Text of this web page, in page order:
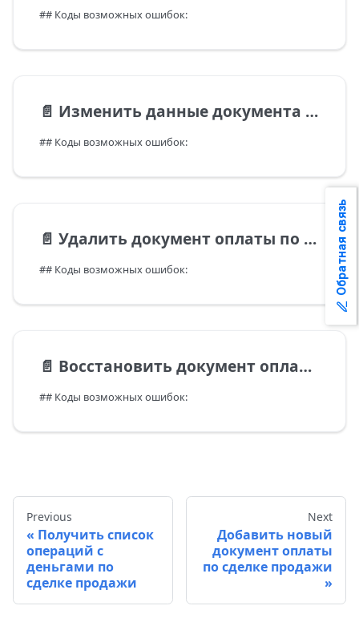
## Коды возможных ошибок:
📄️ Изменить данные документа оплаты по сделке продажи
## Коды возможных ошибок:
📄️ Удалить документ оплаты по сделке продажи
## Коды возможных ошибок:
📄️ Восстановить документ оплаты по сделке продажи
## Коды возможных ошибок:
Previous
Получить список
операций с
деньгами по
сделке продажи
Next
Добавить новый
документ оплаты
по сделке продажи
Обратная связь